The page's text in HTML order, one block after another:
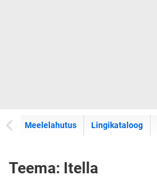
Meelelahutus Lingikataloog
Teema: Itella